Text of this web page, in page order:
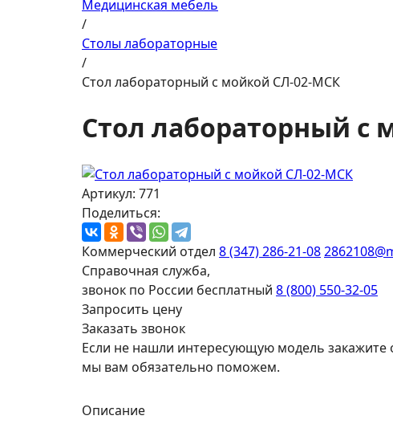
Медицинская мебель
/
Столы лабораторные
/
Стол лабораторный с мойкой СЛ-02-МСК
Стол лабораторный с
Артикул: 771
Поделиться:
Коммерческий отдел 8 (347) 286-21-08
Справочная служба,
звонок по России бесплатный 8 (800) 550-32-05
Запросить цену
Заказать звонок
Если не нашли интересующую модель закажите
мы вам обязательно поможем.
Описание